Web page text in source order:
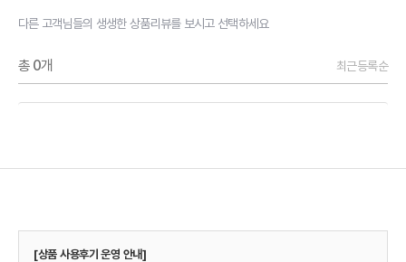
다른 고객님들의 생생한 상품리뷰를 보시고 선택하세요
총 0개 최근등록순
[상품 사용후기 운영 안내]